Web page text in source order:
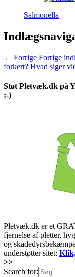
Salmonella
← Forrige Forrige
forkert? Hvad siger
Støt Pletvæk.dk på
:-)
Pletvæk.dk er et
fjernelse af pletter,
og
understøtter sitet:
>>
Search for: